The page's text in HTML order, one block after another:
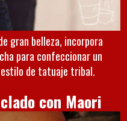
gran belleza, incorpora
para confeccionar un
de tatuaje tribal.
con Maori